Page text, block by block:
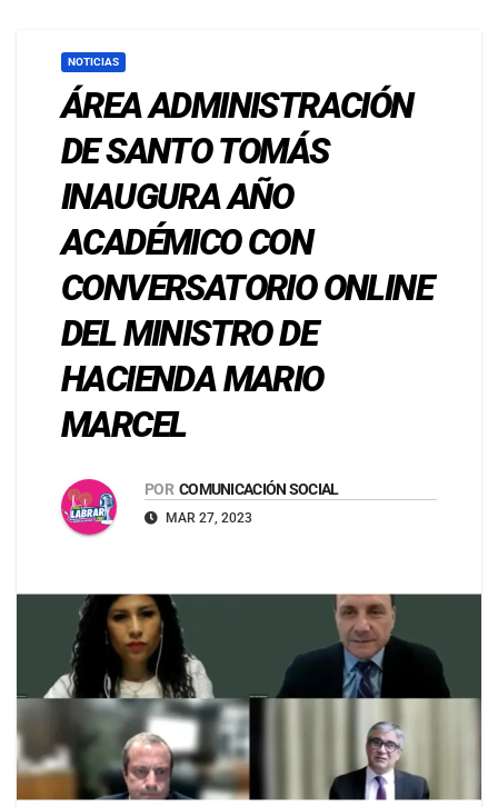
NOTICIAS
ÁREA ADMINISTRACIÓN
DE SANTO TOMÁS
INAUGURA AÑO
ACADÉMICO CON
CONVERSATORIO ONLINE
DEL MINISTRO DE
HACIENDA MARIO
MARCEL
POR COMUNICACIÓN SOCIAL
MAR 27, 2023